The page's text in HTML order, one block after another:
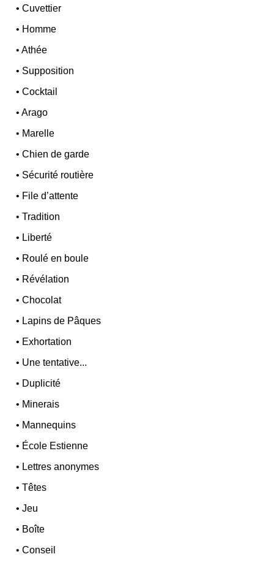
•Cuvettier
• Homme
•Athée
• Supposition
•Cocktail
•Arago
• Marelle
•Chien de garde
• Sécurité routière
• File d’attente
•Tradition
• Liberté
• Roulé en boule
• Révélation
•Chocolat
• Lapins de Pâques
• Exhortation
• Une tentative...
• Duplicité
• Minerais
• Mannequins
• École Estienne
• Lettres anonymes
•Têtes
•Jeu
• Boîte
•Conseil